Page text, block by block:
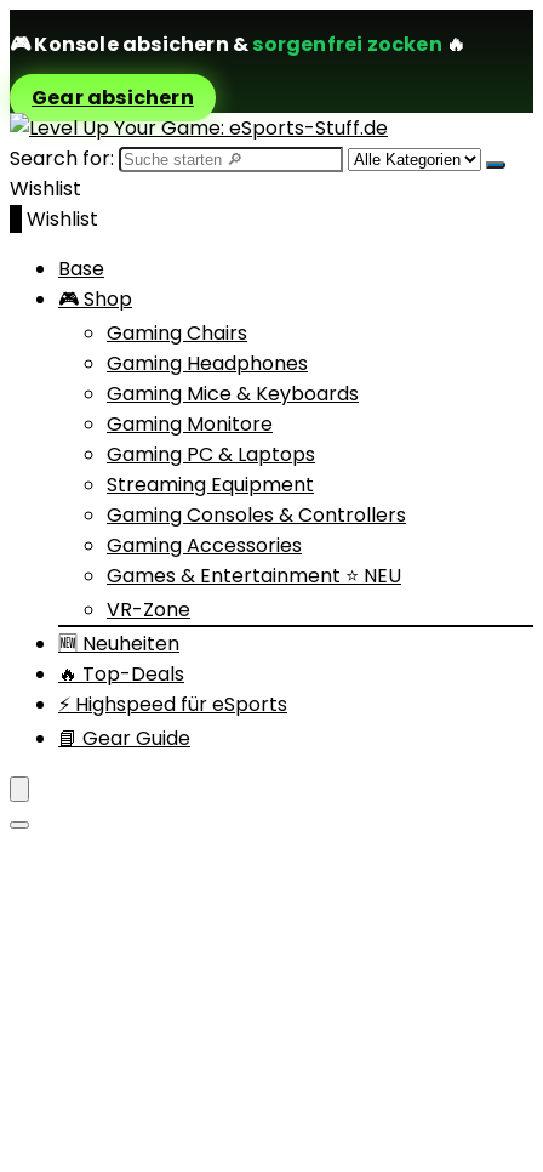
🎮Konsole absichern &sorgenfrei zocken 🔥
Gear absichern
Search for:
Wishlist
Wishlist
Base
🎮 Shop
Gaming Chairs
Gaming Headphones
Gaming Mice & Keyboards
Gaming Monitore
Gaming PC & Laptops
Streaming Equipment
Gaming Consoles & Controllers
Gaming Accessories
Games & Entertainment ⭐ NEU
VR-Zone
🆕 Neuheiten
🔥 Top-Deals
⚡ Highspeed für eSports
📘 Gear Guide